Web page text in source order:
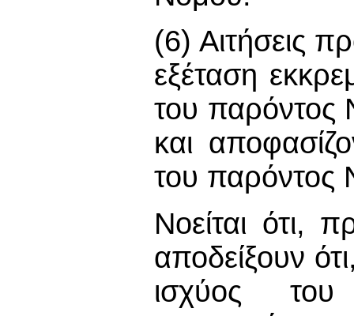
(6) Αιτήσεις
εξέταση
του παρόντος
και
του παρόντος
Νοείται ότι,
αποδείξουν
ισχύος